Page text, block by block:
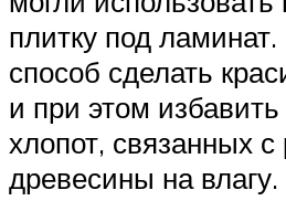
плитку под
способ сделать
и при этом избавить
хлопот, связанных с
древесины на влагу.